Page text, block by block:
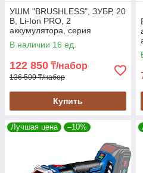
УШМ "BRUSHLESS", ЗУБР, 20
В, Li-Ion PRO, 2
аккумулятора, серия
"Профессионал" (AB-125-42)
В наличии 16 ед.
122 850 ₸/набор
136 500 ₸/набор
Купить
Лучшая цена –10%